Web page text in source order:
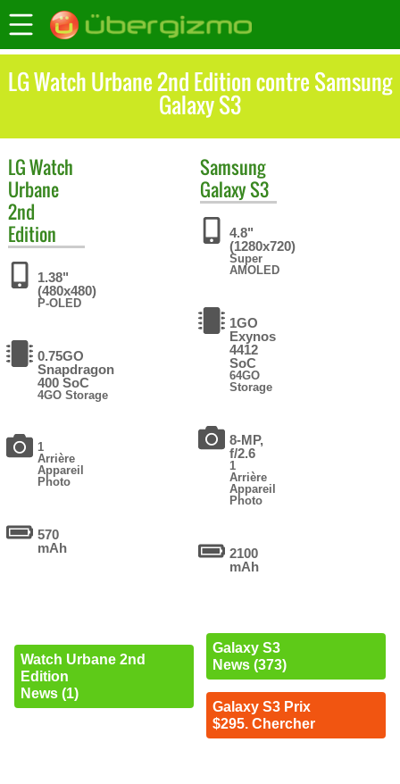
LG Watch Urbane 2nd Edition contre Samsung
Galaxy S3
LGWatch
Urbane
2nd
Edition
1.38"
(480x480)
P-OLED
0.75GO
Snapdragon
400 SoC
4GO Storage
1
Arrière
Appareil
Photo
570
mAh
Watch Urbane 2nd
Edition
News (1)
Samsung
Galaxy S3
4.8"
(1280x720)
Super
AMOLED
1GO
Exynos
4412
SoC
64GO
Storage
8-MP,
f/2.6
1
Arrière
Appareil
Photo
2100
mAh
Galaxy S3
News (373)
Galaxy S3 Prix
$295. Chercher